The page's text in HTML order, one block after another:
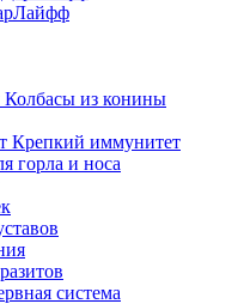
Колбасы из конины
Крепкий иммунитет
горла и носа
система